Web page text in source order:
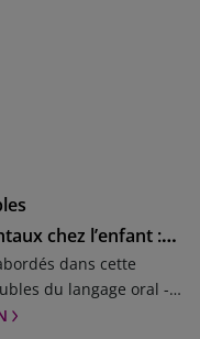
acquisition d’outils,
en ligne au
en auto et en
numérique
gratuit
chez l’enfant :
dans cette
du langage oral -
- Les troubles du